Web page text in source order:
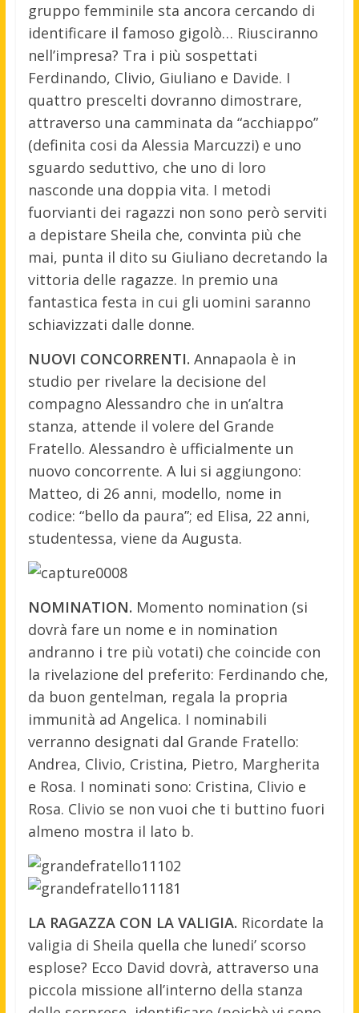
gruppo femminile sta ancora cercando di
identificare il famoso gigolò… Riusciranno
nell’impresa? Tra i più sospettati
Ferdinando, Clivio, Giuliano e Davide. I
quattro prescelti dovranno dimostrare,
attraverso una camminata da “acchiappo”
(definita cosi da Alessia Marcuzzi) e uno
sguardo seduttivo, che uno di loro
nasconde una doppia vita. I metodi
fuorvianti dei ragazzi non sono però serviti
a depistare Sheila che, convinta più che
mai, punta il dito su Giuliano decretando la
vittoria delle ragazze. In premio una
fantastica festa in cui gli uomini saranno
schiavizzati dalle donne.
NUOVI CONCORRENTI. Annapaola è in
studio per rivelare la decisione del
compagno Alessandro che in un’altra
stanza, attende il volere del Grande
Fratello. Alessandro è ufficialmente un
nuovo concorrente. A lui si aggiungono:
Matteo, di 26 anni, modello, nome in
codice: “bello da paura”; ed Elisa, 22 anni,
studentessa, viene da Augusta.
NOMINATION. Momento nomination (si
dovrà fare un nome e in nomination
andranno i tre più votati) che coincide con
la rivelazione del preferito: Ferdinando che,
da buon gentelman, regala la propria
immunità ad Angelica. I nominabili
verranno designati dal Grande Fratello:
Andrea, Clivio, Cristina, Pietro, Margherita
e Rosa. I nominati sono: Cristina, Clivio e
Rosa. Clivio se non vuoi che ti buttino fuori
almeno mostra il lato b.
LA RAGAZZA CON LA VALIGIA. Ricordate la
valigia di Sheila quella che lunedi’ scorso
esplose? Ecco David dovrà, attraverso una
piccola missione all’interno della stanza